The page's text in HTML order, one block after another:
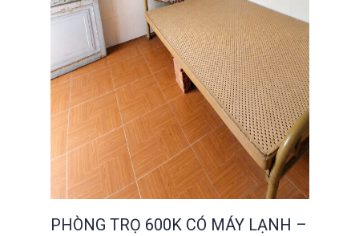
PHÒNG TRỌ 600K CÓ MÁY LẠNH –